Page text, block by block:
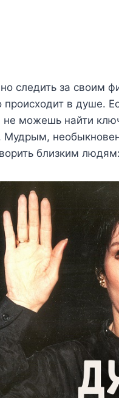
следить за своим
происходит в душе.
можешь найти
Мудрым,
близким